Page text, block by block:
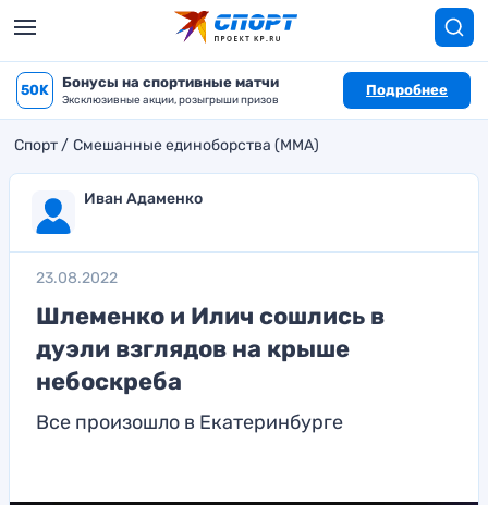
50K Бонусы на спортивные матчи
Эксклюзивные акции, розыгрыши призов
Подробнее
Спорт Смешанные единоборства (MMA)
Иван Адаменко
23.08.2022
Шлеменко и Илич сошлись в
дуэли взглядов на крыше
небоскреба
Все произошло в Екатеринбурге